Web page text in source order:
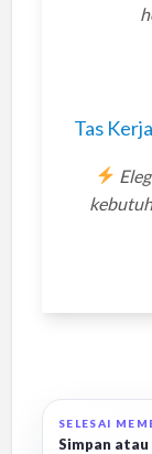
Tas
SELESAI
Simpan